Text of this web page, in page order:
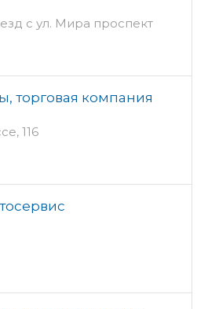
с ул. Мира проспект
торговая компания
116